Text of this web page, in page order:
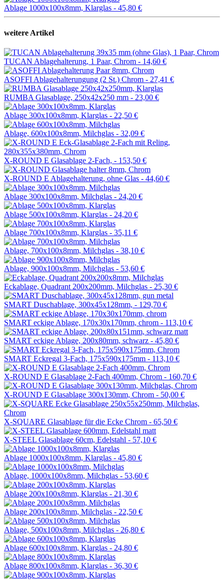
Ablage 1000x100x8mm, Klarglas - 45,80 €
weitere Artikel
TUCAN Ablagehalterung, 1 Paar, Chrom - 14,60 €
ASOFFI Ablagehalterungung (2 St.) Chrom - 27,41 €
RUMBA Glasablage, 250x42x250 mm - 23,00 €
Ablage 300x100x8mm, Klarglas - 22,50 €
Ablage, 600x100x8mm, Milchglas - 32,09 €
X-ROUND E Glasablage 2-Fach, - 153,50 €
X-ROUND E Ablagehalterung, ohne Glas - 44,60 €
Ablage 300x100x8mm, Milchglas - 24,20 €
Ablage 500x100x8mm, Klarglas - 24,20 €
Ablage 700x100x8mm, Klarglas - 35,11 €
Ablage, 700x100x8mm, Milchglas - 38,10 €
Ablage, 900x100x8mm, Milchglas - 53,60 €
Eckablage, Quadrant 200x200mm, Milchglas - 25,30 €
SMART Duschablage, 300x45x128mm, - 129,70 €
SMART eckige Ablage, 170x30x170mm, chrom - 113,10 €
SMART eckige Ablage, 200x80mm, schwarz - 45,80 €
SMART Eckregal 3-Fach, 175x590x175mm - 113,10 €
X-ROUND E Glasablage 2-Fach 400mm, Chrom - 160,70 €
X-ROUND E Glasablage 300x130mm, Chrom - 50,00 €
X-SQUARE Glasablage für die Ecke Chrom - 65,50 €
X-STEEL Glasablage 60cm, Edelstahl - 57,10 €
Ablage 1000x100x8mm, Klarglas - 45,80 €
Ablage, 1000x100x8mm, Milchglas - 53,60 €
Ablage 200x100x8mm, Klarglas - 21,30 €
Ablage 200x100x8mm, Milchglas - 22,50 €
Ablage, 500x100x8mm, Milchglas - 26,80 €
Ablage 600x100x8mm, Klarglas - 24,80 €
Ablage 800x100x8mm, Klarglas - 36,30 €